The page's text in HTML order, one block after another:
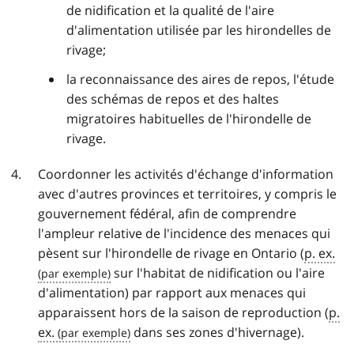
de nidification et la qualité de l'aire
d'alimentation utilisée par les hirondelles de
rivage;
la reconnaissance des aires de repos, l'étude
des schémas de repos et des haltes
migratoires habituelles de l'hirondelle de
rivage.
Coordonner les activités d'échange d'information
avec d'autres provinces et territoires, y compris le
gouvernement fédéral, afin de comprendre
l'ampleur relative de l'incidence des menaces qui
pèsent sur l'hirondelle de rivage en Ontario (p. ex.
sur l'habitat de nidification ou l'aire
d'alimentation) par rapport aux menaces qui
apparaissent hors de la saison de reproduction (p.
ex.
dans ses zones d'hivernage).